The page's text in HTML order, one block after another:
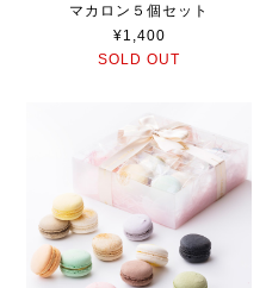
マカロン５個セット
¥1,400
SOLD OUT